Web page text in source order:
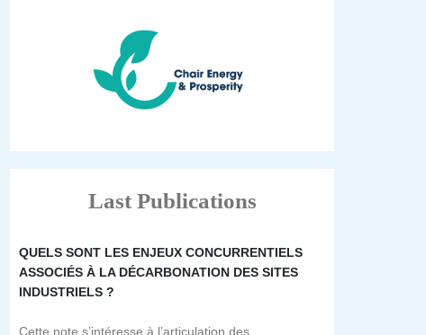
Last Publications
QUELS SONT LES ENJEUX CONCURRENTIELS
ASSOCIÉS À LA DÉCARBONATION DES SITES
INDUSTRIELS ?
Cette note s’intéresse à l’articulation des